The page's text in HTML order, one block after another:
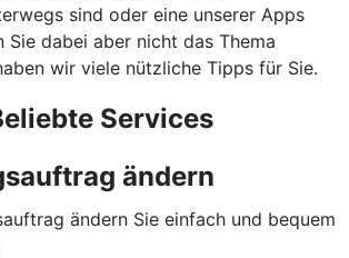
sind oder eine unserer Apps
Sie dabei aber nicht das Thema
wir viele nützliche Tipps für Sie.
Services
ändern
ändern Sie einfach und bequem